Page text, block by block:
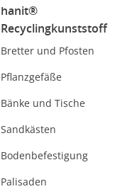
hanit®
Recyclingkunststoff
Bretter und Pfosten
Pflanzgefäße
Bänke und Tische
Sandkästen
Bodenbefestigung
Palisaden